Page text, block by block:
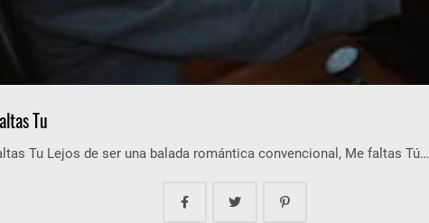
Tu
Tu Lejos de ser una balada romántica convencional, Me faltas Tú…